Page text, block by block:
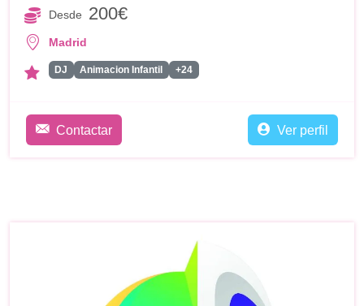
Desde 200€
Madrid
DJ Animacion Infantil +24
Contactar Ver perfil